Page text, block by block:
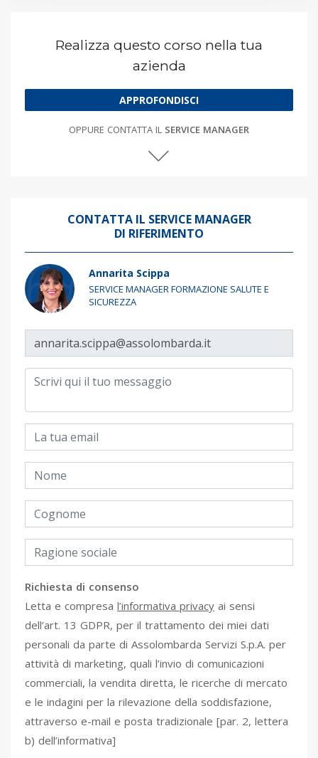
Realizza questo corso nella tua
azienda
APPROFONDISCI
OPPURE CONTATTA IL SERVICE MANAGER
CONTATTA IL SERVICE MANAGER
DI RIFERIMENTO
Annarita Scippa
SERVICE MANAGER FORMAZIONE SALUTE E
SICUREZZA
Richiesta di consenso
Letta e compresa l’informativa privacy ai sensi
dell’art. 13 GDPR, per il trattamento dei miei dati
personali da parte di Assolombarda Servizi S.p.A. per
attività di marketing, quali l’invio di comunicazioni
commerciali, la vendita diretta, le ricerche di mercato
e le indagini per la rilevazione della soddisfazione,
attraverso e-mail e posta tradizionale [par. 2, lettera
b) dell’informativa]